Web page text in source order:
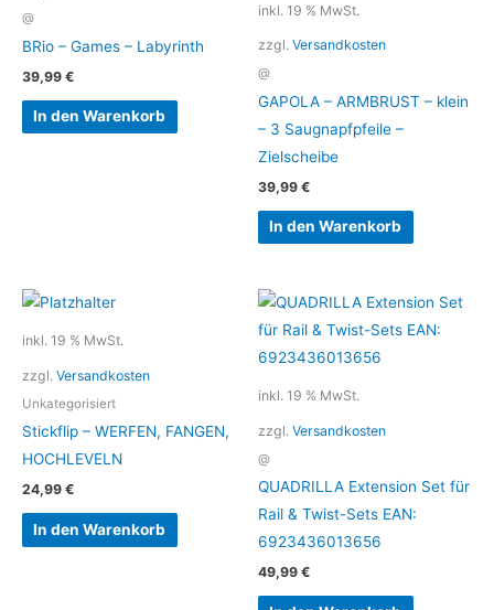
@
BRio – Games – Labyrinth
39,99 €
In den Warenkorb
inkl. 19 % MwSt.
zzgl. Versandkosten
@
GAPOLA – ARMBRUST – klein
– 3 Saugnapfpfeile –
Zielscheibe
39,99 €
In den Warenkorb
inkl. 19 % MwSt.
zzgl. Versandkosten
Unkategorisiert
Stickflip – WERFEN, FANGEN,
HOCHLEVELN
24,99 €
In den Warenkorb
inkl. 19 % MwSt.
zzgl. Versandkosten
@
QUADRILLA Extension Set für
Rail & Twist-Sets EAN:
6923436013656
49,99 €